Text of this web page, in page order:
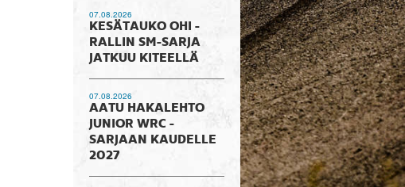
07.08.2026
KESÄTAUKO OHI -
RALLIN SM-SARJA
JATKUU KITEELLÄ
07.08.2026
AATU HAKALEHTO
JUNIOR WRC -
SARJAAN KAUDELLE
2027